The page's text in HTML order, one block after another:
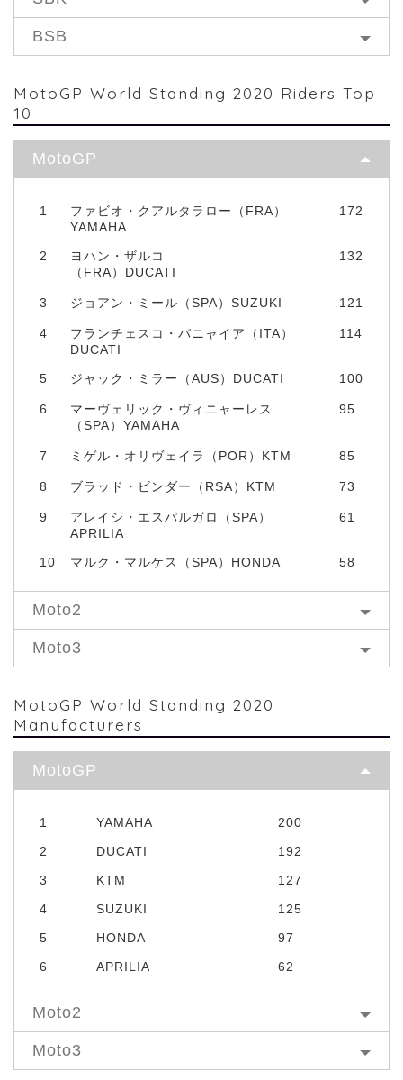
BSB
MotoGP World Standing 2020 Riders Top
10
MotoGP
1
ファビオ・クアルタラロー（FRA）
YAMAHA
172
2
ヨハン・ザルコ
（FRA）DUCATI
132
3 ジョアン・ミール（SPA）SUZUKI 121
4
フランチェスコ・バニャイア（ITA）
DUCATI
114
5 ジャック・ミラー（AUS）DUCATI 100
6
マーヴェリック・ヴィニャーレス
（SPA）YAMAHA
95
7 ミゲル・オリヴェイラ（POR）KTM 85
8 ブラッド・ビンダー（RSA）KTM 73
9
アレイシ・エスパルガロ（SPA）
APRILIA
61
10 マルク・マルケス（SPA）HONDA 58
Moto2
Moto3
MotoGP World Standing 2020
Manufacturers
MotoGP
1 YAMAHA
200
2
DUCATI
192
3
KTM
127
4
SUZUKI
125
5
HONDA
97
6
APRILIA 62
Moto2
Moto3